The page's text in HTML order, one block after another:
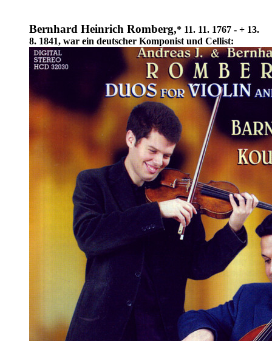
Bernhard Heinrich Romberg,* 11. 11. 1767 - + 13.
8. 1841, war ein deutscher Komponist und Cellist: